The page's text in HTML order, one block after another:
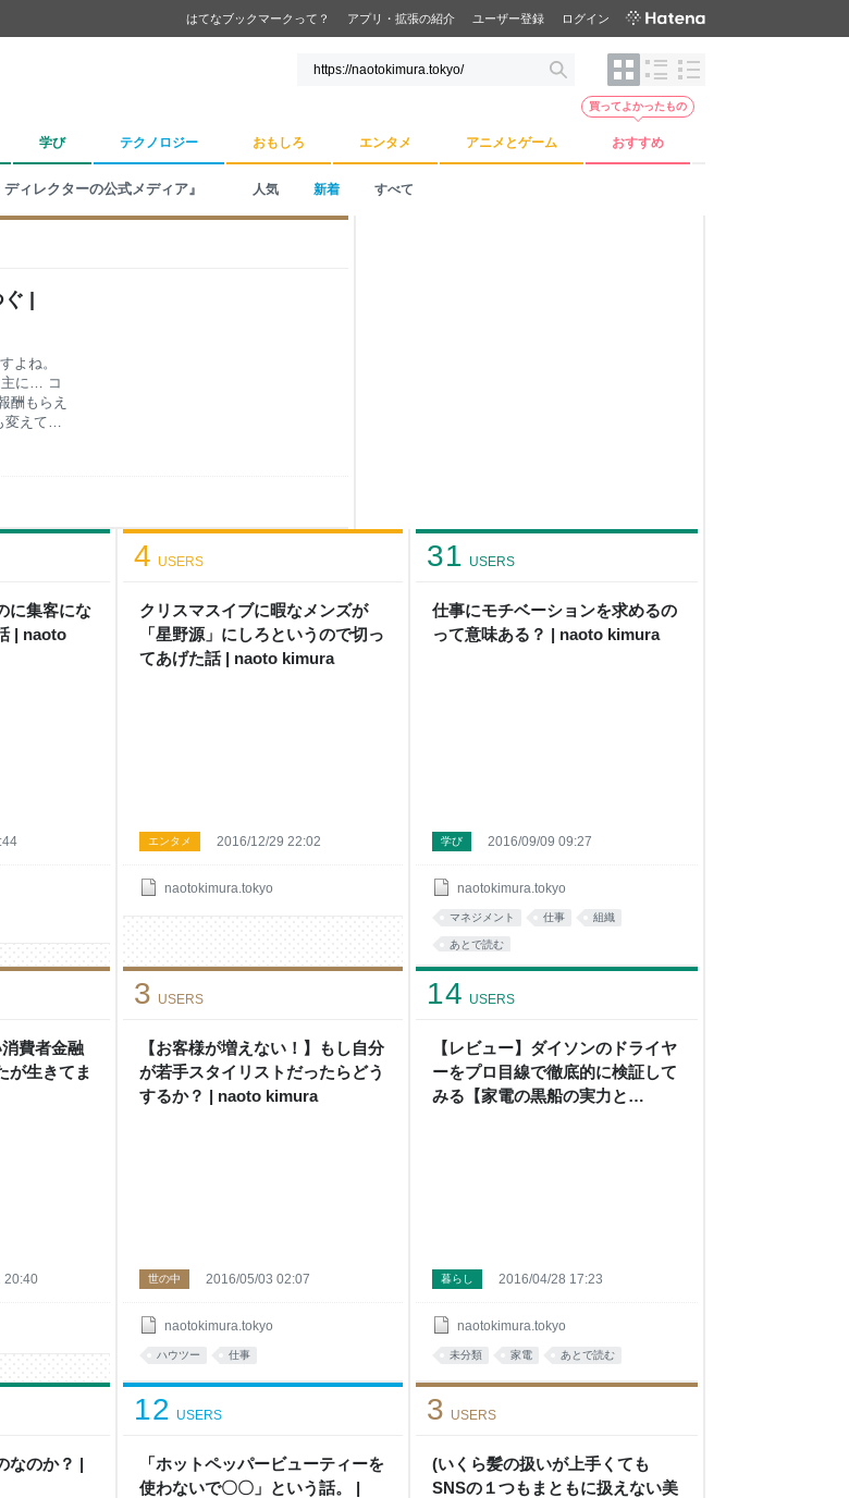
はてなブックマークって？ アプリ・拡張の紹介 ユーザー登録 ログイン
学び テクノロジー おもしろ エンタメ アニメとゲーム おすすめ
買ってよかったもの
ィレクターの公式メディア』 人気 新着 すべて
|
よね。
主に… コ
酬もらえ
変えてい
わかっ
かって
りづら
に集客にな
| naoto
クリスマスイブに暇なメンズが
「星野源」にしろというので切っ
てあげた話 | naoto kimura
4 USERS
naotokimura.tokyo
エンタメ 2016/12/29 22:02
仕事にモチベーションを求めるの
って意味ある？ | naoto kimura
31 USERS
naotokimura.tokyo
学び 2016/09/09 09:27
マネジメント 仕事 組織
あとで読む
費者金融
が生きてま
20:40
【お客様が増えない！】もし自分
が若手スタイリストだったらどう
するか？ | naoto kimura
3 USERS
naotokimura.tokyo
世の中 2016/05/03 02:07
ハウツー 仕事
【レビュー】ダイソンのドライヤ
ーをプロ目線で徹底的に検証して
みる【家電の黒船の実力と
14 USERS
naotokimura.tokyo
暮らし 2016/04/28 17:23
未分類 家電 あとで読む
なのか？ |
「ホットペッパービューティーを
使わないで〇〇」という話。 |
12 USERS
(いくら髪の扱いが上手くても
SNSの１つもまともに扱えない美
3 USERS